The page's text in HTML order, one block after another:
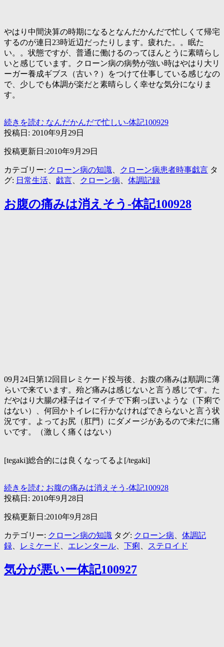
やはり中間決算の時期になるとなんだかんだで忙しくて帰宅
するのが連日23時近辺だったりします。疲れた。。眠た
い。。状態ですが、普通に働けるのってほんとうに素晴らし
いと感じています。クローン病の病勢が強い時はやはり大リ
ーガー養成ギブス（古い？）をつけて仕事している感じなの
で、少しでも体調が楽だと素晴らしく幸せな気分になりま
す。
続きを読む なんだかんだで忙しい-体記100929
投稿日: 2010年9月29日
投稿更新日:2010年9月29日
カテゴリー: クローン病の知識 クローン病患者時事戯言 タ
グ: 日常生活 戯言 クローン病 体調記録
お腹の痛みは消えそう-体記100928
09月24日第12回目レミケード投与後、お腹の痛みは順調に薄
らいで来ています。殆ど痛みは感じないと言う感じです。た
だやはり大腸の様子はイマイチで下痢っぽいような（下痢で
はない）、何回かトイレに行かなければできらないと言う状
況です。よってお尻（肛門）にダメージがあるので未だに痛
いです。（激しく痛くはない）
[tegaki]総合的には良くなってるよ[/tegaki]
続きを読む お腹の痛みは消えそう-体記100928
投稿日: 2010年9月28日
投稿更新日:2010年9月28日
カテゴリー: クローン病の知識 タグ: クローン病、 体調記
録、 レミケード 、 エレンタール、 下痢、 ステロイド
気分が悪いー体記100927